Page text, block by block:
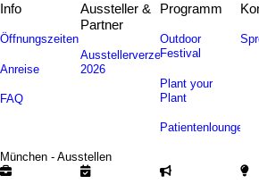
Info
Öffnungszeiten
Anreise
FAQ
Aussteller &
Partner
Ausstellerverzeichnis
2026
Programm
Outdoor
Festival
Plant your
Plant
Patientenlounge
München - Ausstellen